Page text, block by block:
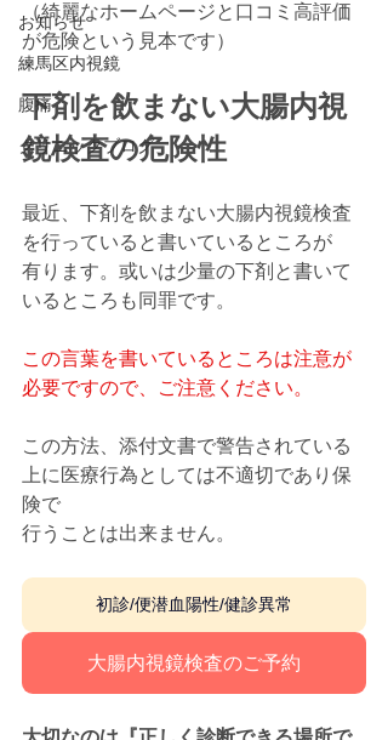
お知らせ
練馬区内視鏡
腹痛
クリニックブログ
​（綺麗なホームページと口コミ高評価
が危険という見本です）
下剤を飲まない大腸内視
鏡検査の危険性
最近、下剤を飲まない大腸内視鏡検査
を行っていると書いているところが
有ります。或いは少量の下剤と書いて
いるところも同罪です。
この言葉を書いているところは注意が
必要ですので、ご注意ください。
この方法、添付文書で警告されている
上に医療行為としては不適切であり保
険で
行うことは出来ません。
初診/便潜血陽性/健診異常
大腸内視鏡検査のご予約